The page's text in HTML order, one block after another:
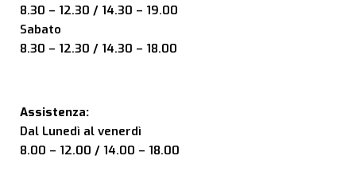
8.30 – 12.30 / 14.30 – 19.00
Sabato
8.30 – 12.30 / 14.30 – 18.00
Assistenza:
Dal Lunedì al venerdì
8.00 – 12.00 / 14.00 – 18.00